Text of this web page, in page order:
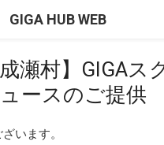
GIGA HUB WEB
瀬村】GIGAス
ースのご提供
います。